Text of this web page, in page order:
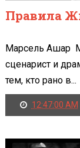
Правила
Марсель Ашар
сценарист и
тем, кто рано в...
12:47:00 AM